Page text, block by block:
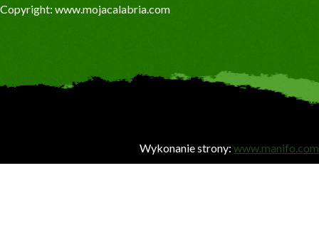
Copyright: www.mojacalabria.com
Wykonanie strony: www.manifo.com